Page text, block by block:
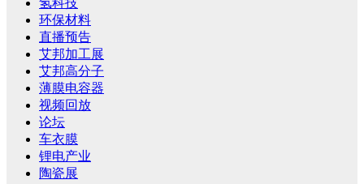
环保材料
直播预告
艾邦加工展
艾邦高分子
薄膜电容器
视频回放
论坛
车衣膜
锂电产业
陶瓷展